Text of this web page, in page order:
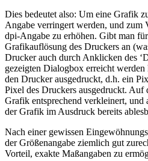
Dies bedeutet also: Um eine Grafik
Angabe verringert werden, und zum
dpi-Angabe zu erhöhen. Gibt man
Grafikauflösung des Druckers an
Drucker auch durch Anklicken des
gezeigten Dialogbox erreicht
den Drucker ausgedruckt, d.h. ein
Pixel des Druckers ausgedruckt. Auf
Grafik entsprechend verkleinert,
der Grafik im Ausdruck bereits
Nach einer gewissen
der Größenangabe ziemlich gut
Vorteil, exakte Maßangaben zu